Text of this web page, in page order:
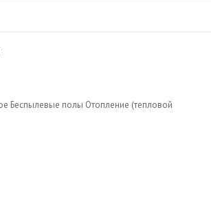
Беспылевые полы Отопление (тепловой